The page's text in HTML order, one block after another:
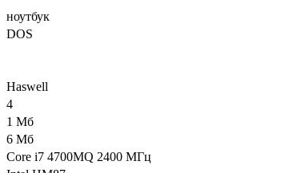
ноутбук
DOS
Haswell
4
1 Мб
6 Мб
Core i7 4700MQ 2400 МГц